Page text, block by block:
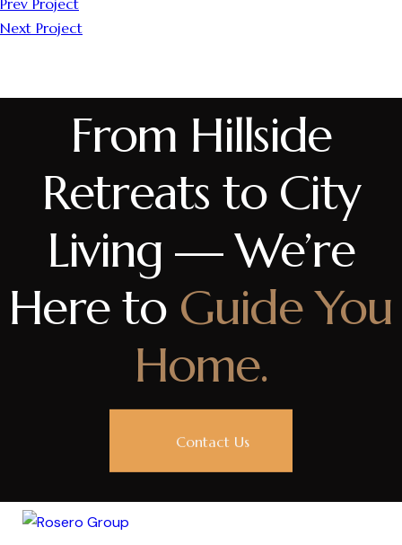
Next Project
From Hillside
Retreats to City
Living — We’re
Here to Guide You
Home.
Contact Us